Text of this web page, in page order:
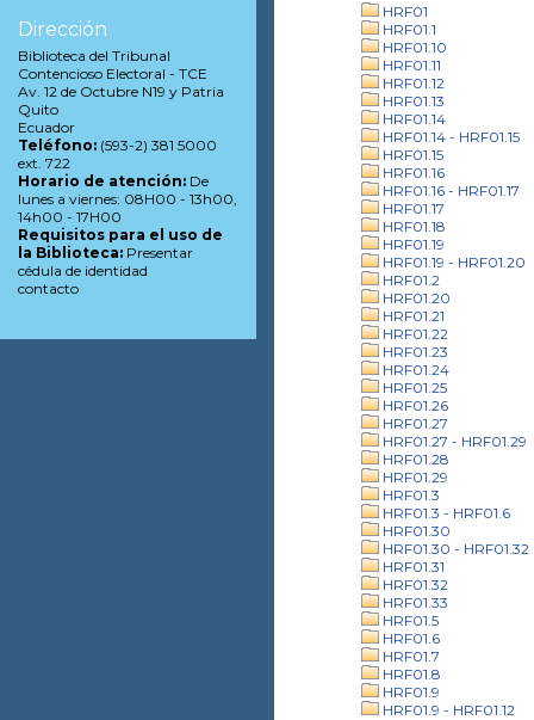
HRF01
HRF01.1
HRF01.10
HRF01.11
HRF01.12
HRF01.13
HRF01.14
HRF01.14 - HRF01.15
HRF01.15
HRF01.16
HRF01.16 - HRF01.17
HRF01.17
HRF01.18
HRF01.19
HRF01.19 - HRF01.20
HRF01.2
HRF01.20
HRF01.21
HRF01.22
HRF01.23
HRF01.24
HRF01.25
HRF01.26
HRF01.27
HRF01.27 - HRF01.29
HRF01.28
HRF01.29
HRF01.3
HRF01.3 - HRF01.6
HRF01.30
HRF01.30 - HRF01.32
HRF01.31
HRF01.32
HRF01.33
HRF01.5
HRF01.6
HRF01.7
HRF01.8
HRF01.9
HRF01.9 - HRF01.12
Dirección
Biblioteca del Tribunal
Contencioso Electoral - TCE
Av. 12 de Octubre N19 y Patria
Quito
Ecuador
Teléfono: (593-2) 381 5000
ext. 722
Horario de atención: De
lunes a viernes: 08H00 - 13h00,
14h00 - 17H00
Requisitos para el uso de
la Biblioteca: Presentar
cédula de identidad
contacto